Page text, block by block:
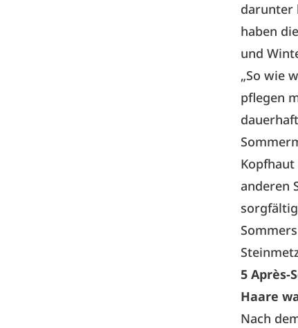
darunter
haben
und
„So wie
pflegen
anderen
5 Après-
Haare
Nach